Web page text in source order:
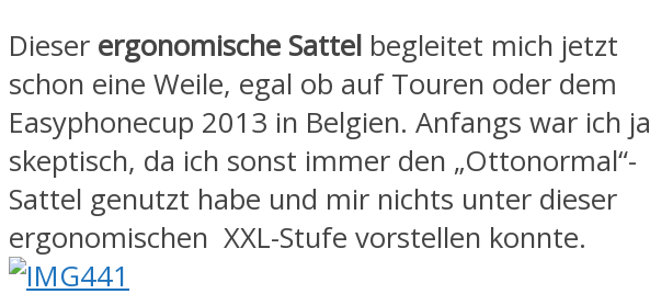
Dieser ergonomische Sattel begleitet mich jetzt
schon eine Weile, egal ob auf Touren oder dem
Easyphonecup 2013 in Belgien. Anfangs war ich ja
skeptisch, da ich sonst immer den „Ottonormal“-
Sattel genutzt habe und mir nichts unter dieser
ergonomischen XXL-Stufe vorstellen konnte.